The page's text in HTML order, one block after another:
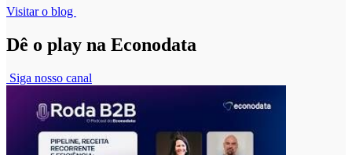
Visitar o blog
Dê o play na Econodata
Siga nosso canal